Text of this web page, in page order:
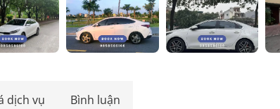
dịch vụ Bình luận